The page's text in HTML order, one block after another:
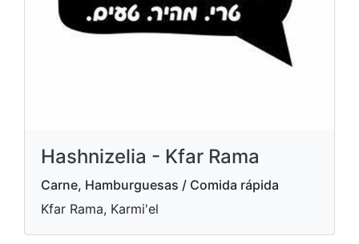
Hashnizelia - Kfar Rama
Carne, Hamburguesas / Comida rápida
Kfar Rama, Karmi'el